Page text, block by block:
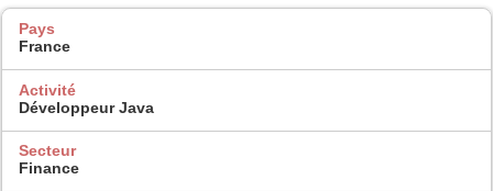
Pays
France
Activité
Développeur Java
Secteur
Finance